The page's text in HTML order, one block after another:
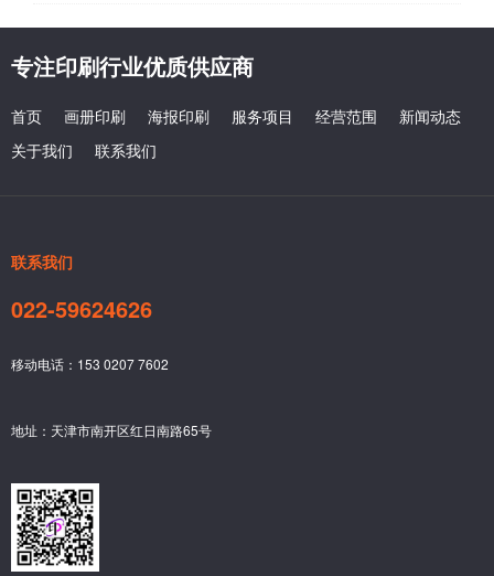
专注印刷行业优质供应商
首页 画册印刷 海报印刷 服务项目 经营范围
新闻动态
关于我们
联系我们
联系我们
022-59624626
移动电话：153 0207 7602
地址：天津市南开区红日南路65号